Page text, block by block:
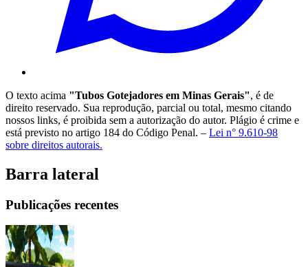
O texto acima "Tubos Gotejadores em Minas Gerais", é de
direito reservado. Sua reprodução, parcial ou total, mesmo citando
nossos links, é proibida sem a autorização do autor. Plágio é crime e
está previsto no artigo 184 do Código Penal. – Lei n° 9.610-98
sobre direitos autorais.
Barra lateral
Publicações recentes